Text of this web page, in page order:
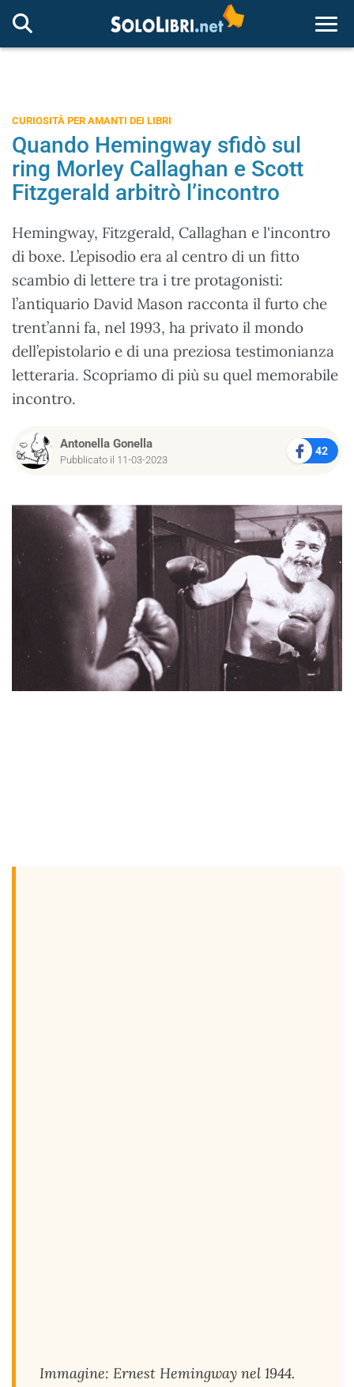
CURIOSITÀ PER AMANTI DEI LIBRI
Quando Hemingway sfidò sul
ring Morley Callaghan e Scott
Fitzgerald arbitrò l’incontro
Hemingway, Fitzgerald, Callaghan e l'incontro
di boxe. L’episodio era al centro di un fitto
scambio di lettere tra i tre protagonisti:
l’antiquario David Mason racconta il furto che
trent’anni fa, nel 1993, ha privato il mondo
dell’epistolario e di una preziosa testimonianza
letteraria. Scopriamo di più su quel memorabile
incontro.
Antonella Gonella
Pubblicato il 11-03-2023
42
Immagine: Ernest Hemingway nel 1944.